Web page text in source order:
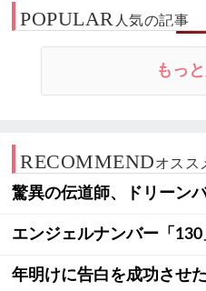
POPULAR 人気の記事
もっ
RECOMMENDオスス
驚異の伝道師、ドリーン
エンジェルナンバー「130
年明けに告白を成功させ